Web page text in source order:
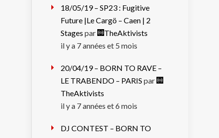
18/05/19 – SP23 : Fugitive
Future |Le Cargö – Caen | 2
Stages par
TheAktivists
il y a 7 années et 5 mois
20/04/19 – BORN TO RAVE –
LE TRABENDO – PARIS par
TheAktivists
il y a 7 années et 6 mois
DJ CONTEST – BORN TO